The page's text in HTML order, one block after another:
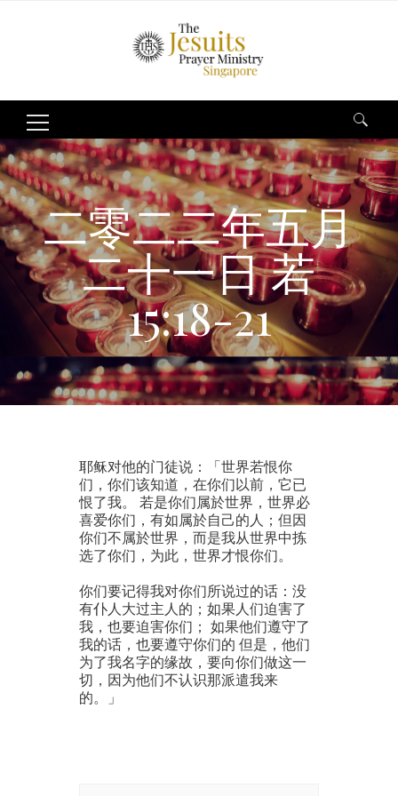
Search
for:
二零二二年五月
二十一日 若
15:18-21
耶稣对他的门徒说：「世界若恨你
们，你们该知道，在你们以前，它已
恨了我。 若是你们属於世界，世界必
喜爱你们，有如属於自己的人；但因
你们不属於世界，而是我从世界中拣
选了你们，为此，世界才恨你们。
你们要记得我对你们所说过的话：没
有仆人大过主人的；如果人们迫害了
我，也要迫害你们； 如果他们遵守了
我的话，也要遵守你们的 但是，他们
为了我名字的缘故，要向你们做这一
切，因为他们不认识那派遣我来
的。」